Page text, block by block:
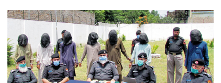
email